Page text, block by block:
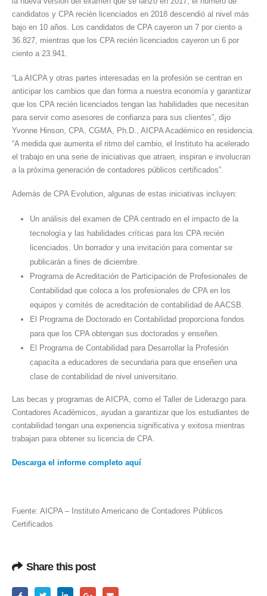
candidatos y CPA recién licenciados en 2018 descendió al nivel más
bajo en 10 años. Los candidatos de CPA cayeron un 7 por ciento a
36.827, mientras que los CPA recién licenciados cayeron un 6 por
ciento a 23.941.
“La AICPA y otras partes interesadas en la profesión se centran en
anticipar los cambios que dan forma a nuestra economía y garantizar
que los CPA recién licenciados tengan las habilidades que necesitan
para servir como asesores de confianza para sus clientes”, dijo
Yvonne Hinson, CPA, CGMA, Ph.D., AICPA Académico en residencia.
“A medida que aumenta el ritmo del cambio, el Instituto ha acelerado
el trabajo en una serie de iniciativas que atraen, inspiran e involucran
a la próxima generación de contadores públicos certificados”.
Además de CPA Evolution, algunas de estas iniciativas incluyen:
Un análisis del examen de CPA centrado en el impacto de la
tecnología y las habilidades críticas para los CPA recién
licenciados. Un borrador y una invitación para comentar se
publicarán a fines de diciembre.
Programa de Acreditación de Participación de Profesionales de
Contabilidad que coloca a los profesionales de CPA en los
equipos y comités de acreditación de contabilidad de AACSB.
El Programa de Doctorado en Contabilidad proporciona fondos
para que los CPA obtengan sus doctorados y enseñen.
El Programa de Contabilidad para Desarrollar la Profesión
capacita a educadores de secundaria para que enseñen una
clase de contabilidad de nivel universitario.
Las becas y programas de AICPA, como el Taller de Liderazgo para
Contadores Académicos, ayudan a garantizar que los estudiantes de
contabilidad tengan una experiencia significativa y exitosa mientras
trabajan para obtener su licencia de CPA.
Descarga el informe completo aquí
Fuente: AICPA – Instituto Americano de Contadores Públicos
Certificados
Share this post